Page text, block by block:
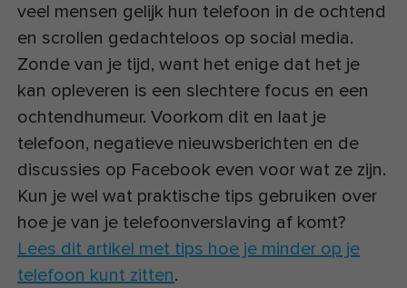
veel mensen gelijk hun telefoon in de ochtend
en scrollen gedachteloos op social media.
Zonde van je tijd, want het enige dat het je
kan opleveren is een slechtere focus en een
ochtendhumeur. Voorkom dit en laat je
telefoon, negatieve nieuwsberichten en de
discussies op Facebook even voor wat ze zijn.
Kun je wel wat praktische tips gebruiken over
hoe je van je telefoonverslaving af komt?
Lees dit artikel met tips hoe je minder op je
telefoon kunt zitten.